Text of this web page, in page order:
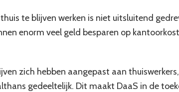
te blijven werken is niet uitsluitend
enorm veel geld besparen op
zich hebben aangepast aan
gedeeltelijk. Dit maakt DaaS in de